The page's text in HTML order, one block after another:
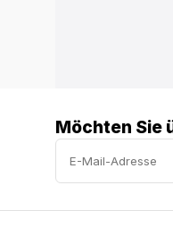
Möchten Sie